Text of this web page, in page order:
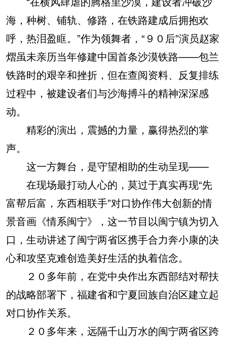
海，种树、铺轨、修路，在铁路建成后拥抱欢
呼，热泪盈眶。”作为领舞者，“９０后”演员赵家
熠虽未亲历当年修建中国首条沙漠铁路——包兰
铁路时的艰辛和挫折，但在查阅资料、反复排练
过程中，被建设者们与沙海搏斗的精神深深感
动。
精彩的演出，震撼的力量，赢得热烈的掌
声。
这一方舞台，是守望相助的生动呈现——
在现场最打动人心的，莫过于真实再现“先
富帮后富，东西相联手”对口协作伟大创新的情
景音画《情系闽宁》，这一节目以闽宁镇为切入
口，生动讲述了闽宁两省区携手合力奔小康的决
心和攻坚克难创造美好生活的执着信念。
２０多年前，在党中央作出东西部结对帮扶
的战略部署下，福建省和宁夏回族自治区建立起
对口协作关系。
２０多年来，远隔千山万水的闽宁两省区跨